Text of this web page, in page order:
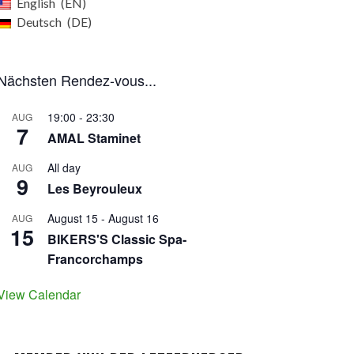
Deutsch
DE
Rendez-vous...
AUG
7
19:00 - 23:30
AMAL Staminet
AUG
9
All day
Les Beyrouleux
AUG
15
August 15 - August 16
BIKERS'S Classic Spa-
Francorchamps
Calendar